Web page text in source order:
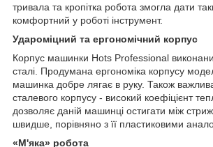
тривала та кропітка робота змогла дати
комфортний у роботі інструмент.
Удароміцний та ергономічний корпус
Корпус машинки Hots Professional
сталі. Продумана ергономіка корпусу
машинка добре лягає в руку. Також
сталевого корпусу - високий коефіцієнт
дозволяє даній машинці остигати між
швидше, порівняно з її пластиковими
«М'яка» робота